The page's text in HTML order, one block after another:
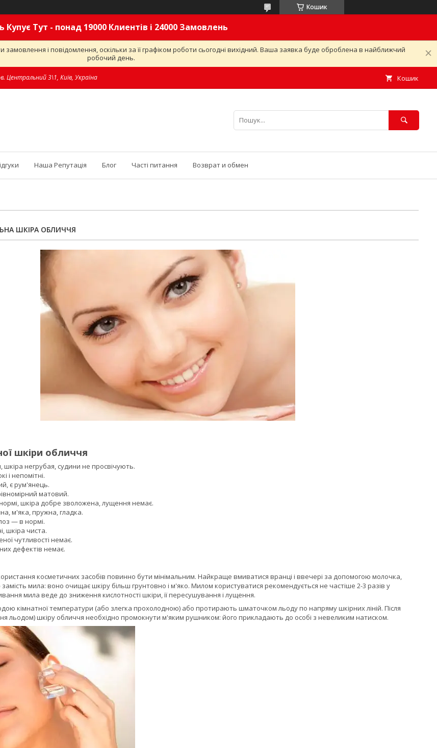
Кошик
Купує Тут - понад 19000 Клиентів і 24000 Замовлень
і повідомлення, оскільки за її графіком роботи сьогодні вихідний. Ваша заявка буде оброблена в найближчий
робочий день.
Центральний 3\1, Київ, Україна Кошик
Наша Репутація Блог Часті питання Возврат и обмен
ШКІРА ОБЛИЧЧЯ
шкіри обличчя
негрубая, судини не просвічують.
і непомітні.
є рум'янець.
матовий.
шкіра добре зволожена, лущення немає.
м'яка, пружна, гладка.
— в нормі.
шкіра чиста.
чутливості немає.
дефектів немає.
косметичних засобів повинно бути мінімальним. Найкраще вмиватися вранці і ввечері за допомогою молочка,
мила: воно очищає шкіру більш грунтовно і м'яко. Милом користуватися рекомендується не частіше 2-3 разів у
мила веде до зниження кислотності шкіри, її пересушування і лущення.
кімнатної температури (або злегка прохолодною) або протирають шматочком льоду по напряму шкірних ліній. Після
льодом) шкіру обличчя необхідно промокнути м'яким рушником: його прикладають до особі з невеликим натиском.